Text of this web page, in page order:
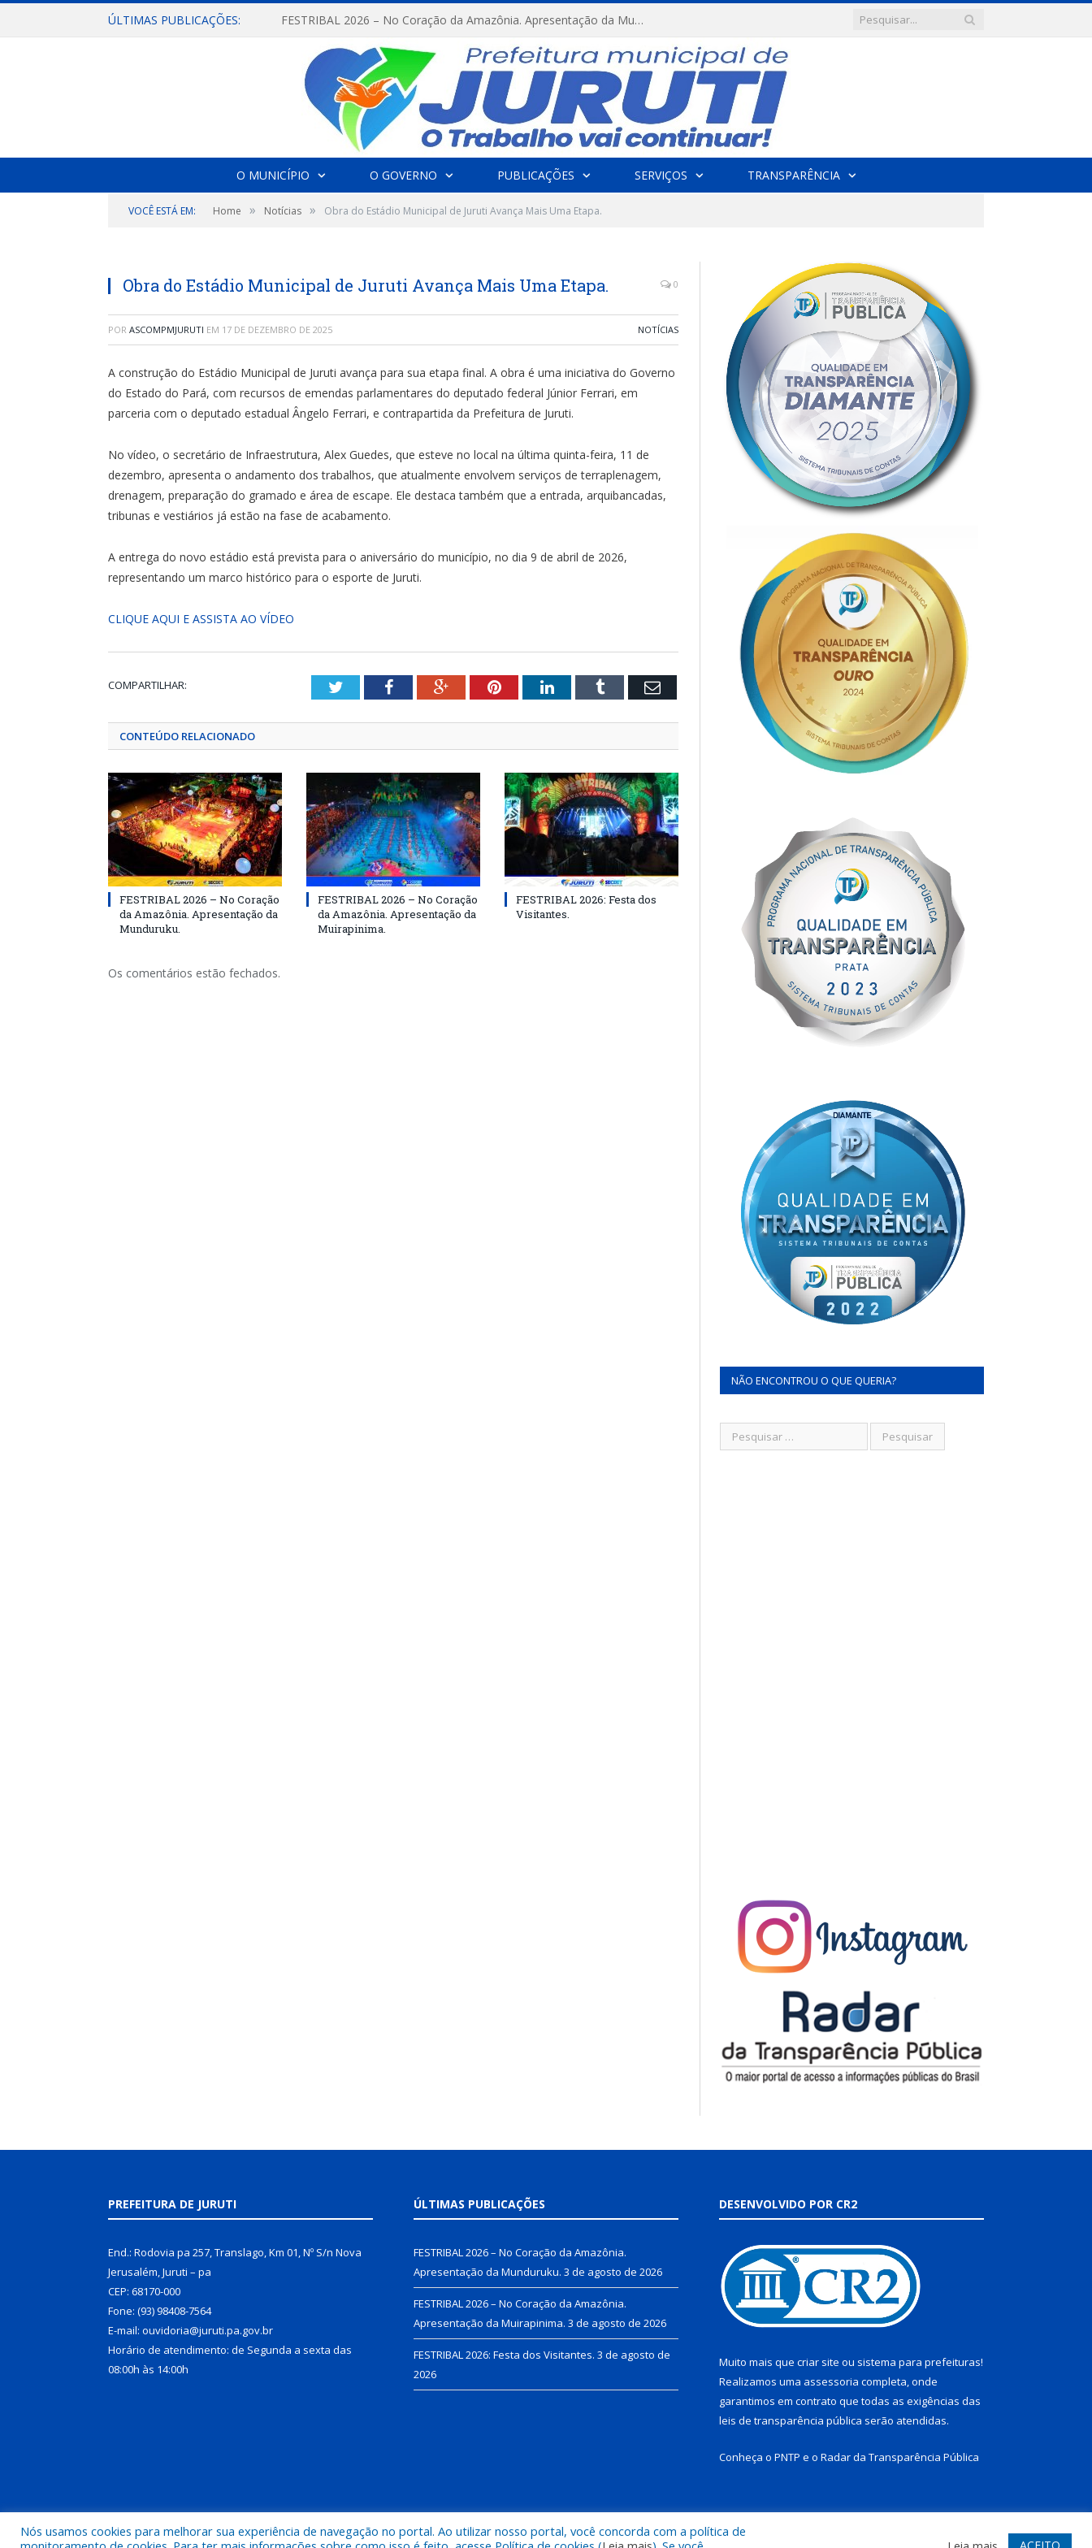
ÚLTIMAS PUBLICAÇÕES: FESTRIBAL 2026 – No Coração da Amazônia. Apresentação da Munduruku.
O MUNICÍPIO O GOVERNO PUBLICAÇÕES SERVIÇOS TRANSPARÊNCIA
VOCÊ ESTÁ EM: Home » Notícias » Obra do Estádio Municipal de Juruti Avança Mais Uma Etapa.
Obra do Estádio Municipal de Juruti Avança Mais Uma Etapa. 0
POR ASCOMPMJURUTI EM 17 DE DEZEMBRO DE 2025 NOTÍCIAS
A construção do Estádio Municipal de Juruti avança para sua etapa final. A obra é uma iniciativa do Governo
do Estado do Pará, com recursos de emendas parlamentares do deputado federal Júnior Ferrari, em
parceria com o deputado estadual Ângelo Ferrari, e contrapartida da Prefeitura de Juruti.
No vídeo, o secretário de Infraestrutura, Alex Guedes, que esteve no local na última quinta-feira, 11 de
dezembro, apresenta o andamento dos trabalhos, que atualmente envolvem serviços de terraplenagem,
drenagem, preparação do gramado e área de escape. Ele destaca também que a entrada, arquibancadas,
tribunas e vestiários já estão na fase de acabamento.
A entrega do novo estádio está prevista para o aniversário do município, no dia 9 de abril de 2026,
representando um marco histórico para o esporte de Juruti.
CLIQUE AQUI E ASSISTA AO VÍDEO
COMPARTILHAR: TwitterFacebookGoogle+PinterestLinkedInTumblr Email
CONTEÚDO RELACIONADO
FESTRIBAL 2026 – No Coração
da Amazônia. Apresentação da
Munduruku.
FESTRIBAL 2026 – No Coração
da Amazônia. Apresentação da
Muirapinima.
FESTRIBAL 2026: Festa dos
Visitantes.
Os comentários estão fechados.
NÃO ENCONTROU O QUE QUERIA?
PREFEITURA DE JURUTI
End.: Rodovia pa 257, Translago, Km 01, Nº S/n Nova
Jerusalém, Juruti – pa
CEP: 68170-000
Fone: (93) 98408-7564
E-mail: ouvidoria@juruti.pa.gov.br
Horário de atendimento: de Segunda a sexta das
08:00h às 14:00h
ÚLTIMAS PUBLICAÇÕES
FESTRIBAL 2026 – No Coração da Amazônia.
Apresentação da Munduruku. 3 de agosto de 2026
FESTRIBAL 2026 – No Coração da Amazônia.
Apresentação da Muirapinima. 3 de agosto de 2026
FESTRIBAL 2026: Festa dos Visitantes. 3 de agosto de
2026
DESENVOLVIDO POR CR2
Muito mais que criar site ou sistema para prefeituras!
Realizamos uma assessoria completa, onde
garantimos em contrato que todas as exigências das
leis de transparência pública serão atendidas.
Conheça o PNTP e o Radar da Transparência Pública
Todos os direitos reservados a Prefeitura Municipal de Juruti. Mapa do Site Acessar Webmail
Nós usamos cookies para melhorar sua experiência de navegação no portal. Ao utilizar nosso portal, você concorda com a política de
ACEITO